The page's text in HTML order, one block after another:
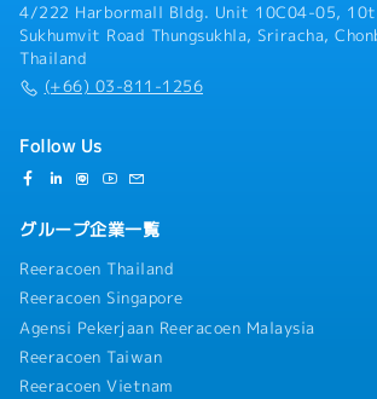
4/222 Harbormall Bldg. Unit 10C04-05,
Sukhumvit Road Thungsukhla, Sriracha,
Thailand
(+66) 03-811-1256
Follow Us
グループ企業一覧
Reeracoen Thailand
Reeracoen Singapore
Agensi Pekerjaan Reeracoen Malaysia
Reeracoen Taiwan
Reeracoen Vietnam